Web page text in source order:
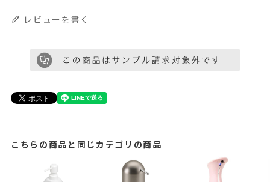
レビューを書く
こちらの商品と同じカテゴリの商品